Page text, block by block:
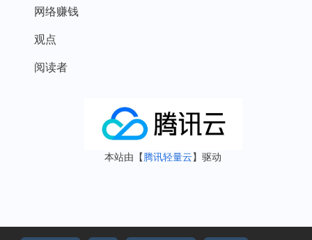
网络赚钱
观点
阅读者
本站由【腾讯轻量云】驱动